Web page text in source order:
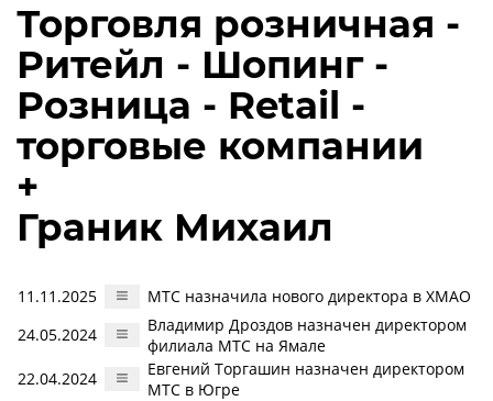
Торговля розничная -
Ритейл - Шопинг -
Розница - Retail -
торговые компании
+
Граник Михаил
11.11.2025
МТС назначила нового директора в ХМАО
24.05.2024
Владимир Дроздов назначен директором
филиала МТС на Ямале
22.04.2024
Евгений Торгашин назначен директором
МТС в Югре